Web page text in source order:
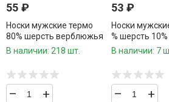
55 ₽
Носки мужские термо
80% шерсть верблюжья
р.41-47 /10 пар в
В наличии: 218 шт.
– +
53 ₽
Носки
% шерсть
р.41-47 / 10
В наличии: 7
– +